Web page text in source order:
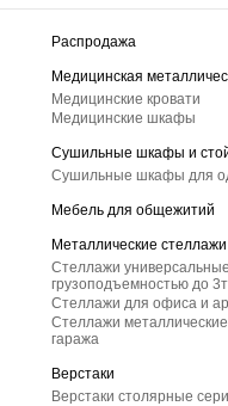
Распродажа
Медицинская
Медицинские кровати
Медицинские шкафы
Сушильные шкафы и
Сушильные шкафы для
Мебель для общежитий
Металлические стеллажи
Стеллажи
грузоподъемностью до
Стеллажи для офиса и
Стеллажи
гаража
Верстаки
Верстаки столярные